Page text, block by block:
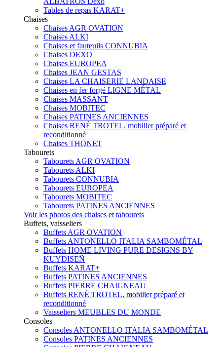
Tables de repas KARAT+
Chaises
Chaises AGR OVATION
Chaises ALKI
Chaises et fauteuils CONNUBIA
Chaises DEXO
Chaises EUROPEA
Chaises JEAN GESTAS
Chaises LA CHAISERIE LANDAISE
Chaises en fer forgé LIGNE MÉTAL
Chaises MASSANT
Chaises MOBITEC
Chaises PATINES ANCIENNES
Chaises RENÉ TROTEL, mobilier préparé et
reconditionné
Chaises THONET
Tabourets
Tabourets AGR OVATION
Tabourets ALKI
Tabourets CONNUBIA
Tabourets EUROPEA
Tabourets MOBITEC
Tabourets PATINES ANCIENNES
Voir les photos des chaises et tabourets
Buffets, vaisseliers
Buffets AGR OVATION
Buffets ANTONELLO ITALIA SAMBOMÉTAL
Buffets HOME LIVING PURE DESIGNS BY
KUYDISEÑ
Buffets KARAT+
Buffets PATINES ANCIENNES
Buffets PIERRE CHAIGNEAU
Buffets RENÉ TROTEL, mobilier préparé et
reconditionné
Vaisseliers MEUBLES DU MONDE
Consoles
Consoles ANTONELLO ITALIA SAMBOMÉTAL
Consoles PATINES ANCIENNES